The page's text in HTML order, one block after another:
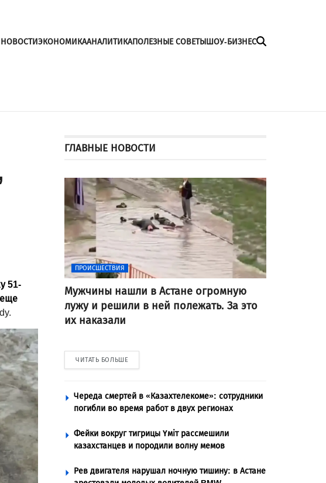
НОВОСТИЭКОНОМИКААНАЛИТИКАПОЛЕЗНЫЕ СОВЕТЫШОУ-БИЗНЕС
51-
ГЛАВНЫЕ НОВОСТИ
ПРОИСШЕСТВИЯ
Мужчины нашли в Астане огромную
лужу и решили в ней полежать. За это
их наказали
ЧИТАТЬ БОЛЬШЕ
Череда смертей в «Казахтелекоме»: сотрудники
погибли во время работ в двух регионах
Фейки вокруг тигрицы Үміт рассмешили
казахстанцев и породили волну мемов
Рев двигателя нарушал ночную тишину: в Астане